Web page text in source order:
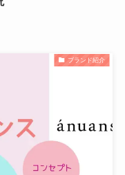
ブランド紹介